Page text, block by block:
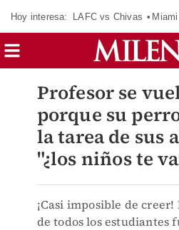
Hoy interesa: LAFC vs Chivas
Profesor se
porque su
la tarea de sus
"¿los niños te
¡Casi imposible de
de todos los estudiantes